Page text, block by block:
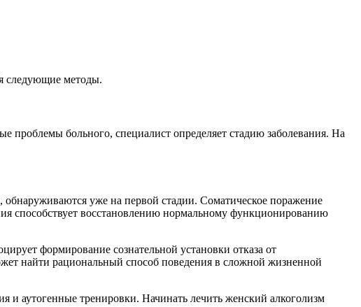
следующие методы.
больного, специалист определяет стадию заболевания. На
обнаруживаются уже на первой стадии. Соматическое поражение
способствует восстановлению нормальному функционированию
формирование сознательной установки отказа от
найти рациональный способ поведения в сложной жизненной
и аутогенные тренировки. Начинать лечить женский алкоголизм